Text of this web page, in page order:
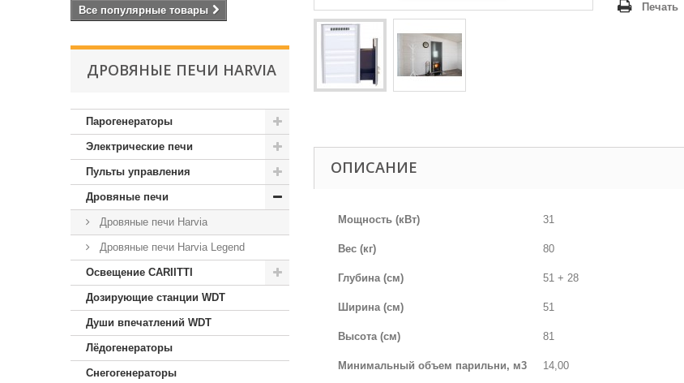
Все популярные товары
ДРОВЯНЫЕ ПЕЧИ HARVIA
Парогенераторы
Электрические печи
Пульты управления
Дровяные печи
Дровяные печи Harvia
Дровяные печи Harvia Legend
Освещение CARIITTI
Дозирующие станции WDT
Души впечатлений WDT
Лёдогенераторы
Снегогенераторы
Печать
ОПИСАНИЕ
Мощность (кВт) 31
Вес (кг) 80
Глубина (см) 51 + 28
Ширина (см) 51
Высота (см) 81
Минимальный объем парильни, м3 14,00